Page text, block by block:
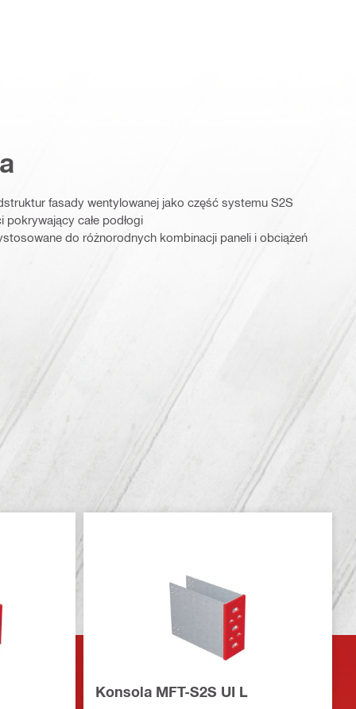
fasady wentylowanej jako część systemu S2S
pokrywający całe podłogi
do różnorodnych kombinacji paneli i obciążeń
Konsola MFT-S2S UI L